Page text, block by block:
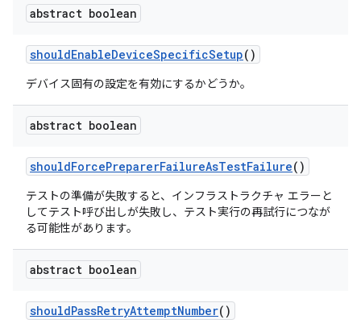
abstract boolean
shouldEnableDeviceSpecificSetup()
デバイス固有の設定を有効にするかどうか。
abstract boolean
shouldForcePreparerFailureAsTestFailure()
テストの準備が失敗すると、インフラストラクチャ エラーと
してテスト呼び出しが失敗し、テスト実行の再試行につなが
る可能性があります。
abstract boolean
shouldPassRetryAttemptNumber()